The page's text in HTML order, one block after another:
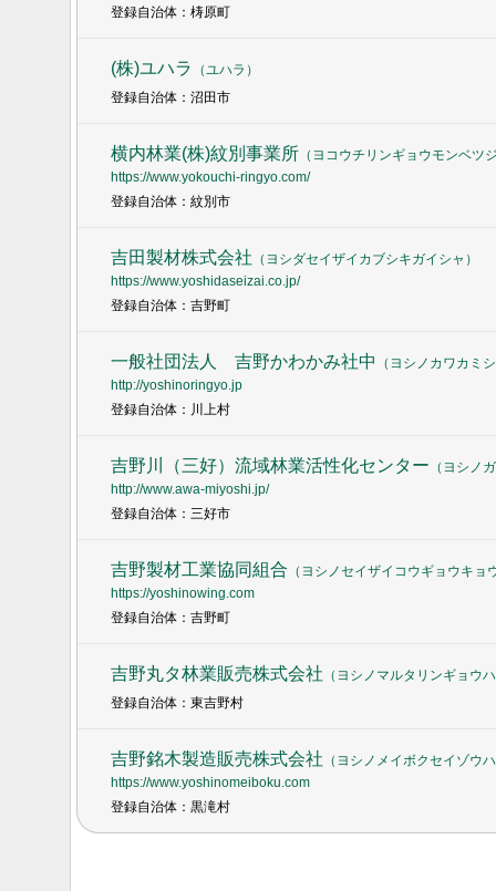
登録自治体：梼原町
(株)ユハラ （ユハラ ）
登録自治体：沼田市
横内林業(株)紋別事業所（ ヨコウチリンギョウモンベツ
https://www.yokouchi-ringyo.com/
登録自治体：紋別市
吉田製材株式会社 （ ヨシダセイザイカブシキガイシャ ）
https://www.yoshidaseizai.co.jp/
登録自治体：吉野町
一般社団法人 吉野かわかみ社中 （ ヨシノカワカミ
http://yoshinoringyo.jp
登録自治体：川上村
吉野川（三好）流域林業活性化センター （ ヨシノ
http://www.awa-miyoshi.jp/
登録自治体：三好市
吉野製材工業協同組合 （ ヨシノセイザイコウギョウキョ
https://yoshinowing.com
登録自治体：吉野町
吉野丸タ林業販売株式会社 （ ヨシノマルタリンギョウ
登録自治体：東吉野村
吉野銘木製造販売株式会社 （ ヨシノメイボクセイゾウ
https://www.yoshinomeiboku.com
登録自治体：黒滝村